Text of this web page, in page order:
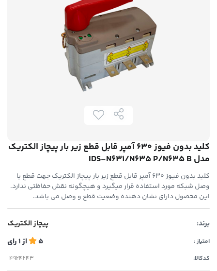
کلید بدون فیوز 630 آمپر قابل قطع زیر بار پیچاز الکتریک
مدل IDS-N631/N635 P/N635 B
کلید بدون فیوز 630 آمپر قابل قطع زیر بار پیچاز الکتریک جهت قطع یا
وصل شبکه مورد استفاده قرار میگیرد و هیچگونه نقش حفاظتی ندارد.
این محصول دارای نشان دهنده وضعیت قطع و وصل می باشد.
برند: پیچاز الکتریک
امتیاز : 5 از1رای
کدکالا: